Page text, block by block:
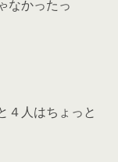
なかったっ
４人はちょっと